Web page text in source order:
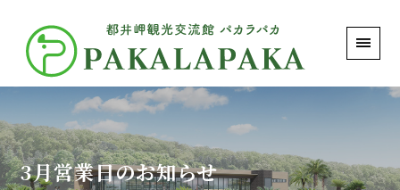
PAKALAPAKA｜都井岬観光交流館 パカラパカ
3月営業日のお知らせ